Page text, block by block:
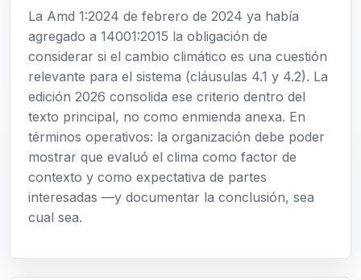
La Amd 1:2024 de febrero de 2024 ya había
agregado a 14001:2015 la obligación de
considerar si el cambio climático es una cuestión
relevante para el sistema (cláusulas 4.1 y 4.2). La
edición 2026 consolida ese criterio dentro del
texto principal, no como enmienda anexa. En
términos operativos: la organización debe poder
mostrar que evaluó el clima como factor de
contexto y como expectativa de partes
interesadas —y documentar la conclusión, sea
cual sea.